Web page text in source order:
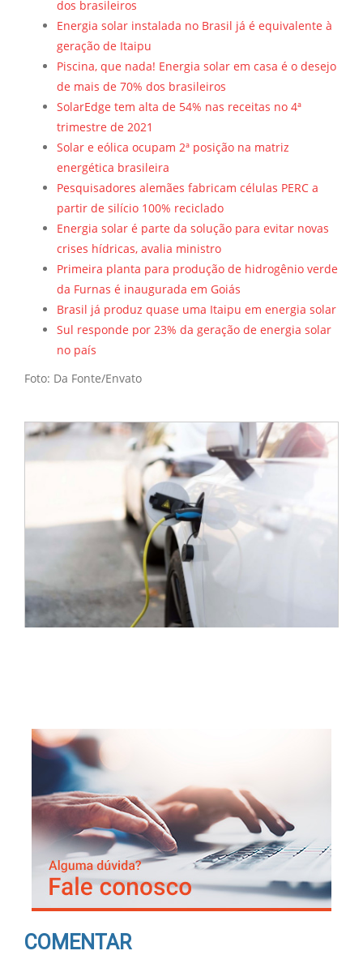
dos brasileiros
Energia solar instalada no Brasil já é equivalente à
geração de Itaipu
Piscina, que nada! Energia solar em casa é o desejo
de mais de 70% dos brasileiros
SolarEdge tem alta de 54% nas receitas no 4ª
trimestre de 2021
Solar e eólica ocupam 2ª posição na matriz
energética brasileira
Pesquisadores alemães fabricam células PERC a
partir de silício 100% reciclado
Energia solar é parte da solução para evitar novas
crises hídricas, avalia ministro
Primeira planta para produção de hidrogênio verde
da Furnas é inaugurada em Goiás
Brasil já produz quase uma Itaipu em energia solar
Sul responde por 23% da geração de energia solar
no país
Foto: Da Fonte/Envato
COMENTAR